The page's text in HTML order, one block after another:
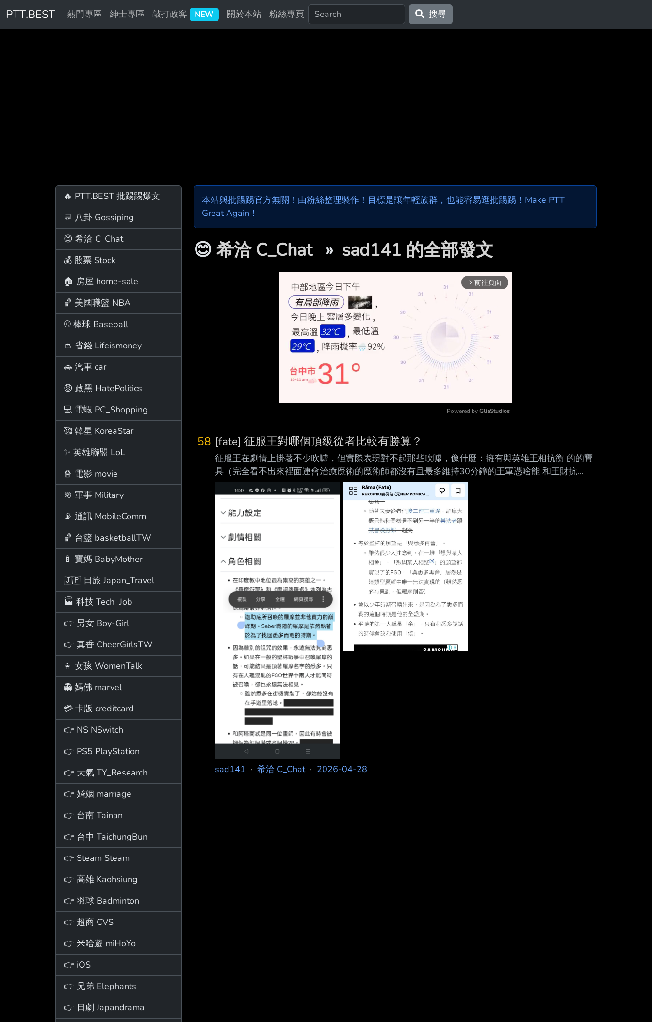
PTT.BEST 熱門專區 紳士專區 敲打政客 NEW 關於本站 粉絲專頁 搜尋
🔥 PTT.BEST 批踢踢爆文
💬 八卦 Gossiping
😊 希洽 C_Chat
💰 股票 Stock
🏠 房屋 home-sale
🏀 美國職籃 NBA
⚾ 棒球 Baseball
👛 省錢 Lifeismoney
🚗 汽車 car
😡 政黑 HatePolitics
💻 電蝦 PC_Shopping
🥰 韓星 KoreaStar
✨ 英雄聯盟 LoL
🍿 電影 movie
🪖 軍事 Military
📡 通訊 MobileComm
🏀 台籃 basketballTW
🍼 寶媽 BabyMother
🇯🇵 日旅 Japan_Travel
🏭 科技 Tech_Job
👉 男女 Boy-Girl
👉 真香 CheerGirlsTW
👧 女孩 WomenTalk
👻 媽佛 marvel
💳 卡版 creditcard
👉 NS NSwitch
👉 PS5 PlayStation
👉 大氣 TY_Research
👉 婚姻 marriage
👉 台南 Tainan
👉 台中 TaichungBun
👉 Steam Steam
👉 高雄 Kaohsiung
👉 羽球 Badminton
👉 超商 CVS
👉 米哈遊 miHoYo
👉 iOS
👉 兄弟 Elephants
👉 日劇 Japandrama
本站與批踢踢官方無關！由粉絲整理製作！目標是讓年輕族群，也能容易逛批踢踢！Make PTT
Great Again！
😊 希洽 C_Chat » sad141 的全部發文
arrow_forward_ios 前往頁面
Powered by GliaStudios
58 [fate] 征服王對哪個頂級從者比較有勝算？
征服王在劇情上掛著不少吹噓，但實際表現對不起那些吹噓，像什麼：擁有與英雄王相抗衡 的的寶
具（完全看不出來裡面連會治癒魔術的魔術師都沒有且最多維持30分鐘的王軍憑啥能 和王財抗
衡）、實力絲毫不弱於英雄王（但被閃閃輕鬆秒殺）。 後來又追加了征服王一倒，王軍也會直接消
失的補丁。 而天天衝在軍隊最前面的征服王另一個寶具牛車攻擊力不錯，但啥沒防禦力面對攻擊也
只能 征服王自己擋。 現在這情況有沒有哪個頂級從者是征服王打起來比較有贏面的？ --
sad141 · 希洽 C_Chat· 2026-04-28